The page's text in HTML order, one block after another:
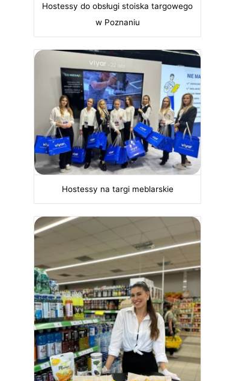
Hostessy do obsługi stoiska targowego
w Poznaniu
Hostessy na targi meblarskie